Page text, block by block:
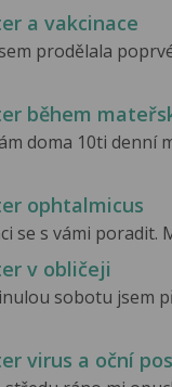
a vakcinace
prodělala
během
doma 10ti denní
ophtalmicus
se s vámi poradit.
v obličeji
sobotu jsem
virus a oční